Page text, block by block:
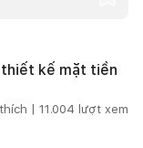
thiết kế mặt tiền
| 11.004 lượt xem